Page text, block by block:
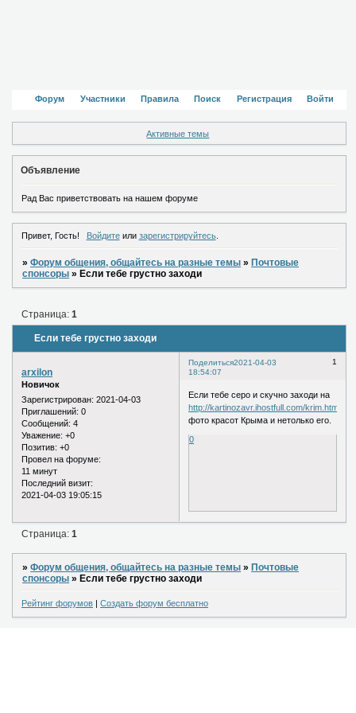
Форум Участники Правила Поиск Регистрация Войти
Активные темы
Объявление
Рад Вас приветствовать на нашем форуме
Привет, Гость! Войдитеили зарегистрируйтесь.
»Форум общения, общайтесь на разные темы »Почтовые
спонсоры »Если тебе грустно заходи
Если тебе грустно заходи
Страница:1
Поделиться 1
2021-04-03
18:54:07
arxilon
Новичок
Зарегистрирован: 2021-04-03
Приглашений: 0
Сообщений: 4
Уважение: +0
Позитив: +0
Провел на форуме:
11 минут
Последний визит:
2021-04-03 19:05:15
Если тебе серо и скучно заходи на
http://kartinozavr.ihostfull.com/krim.html
фото красот Крыма и нетолько его.
0
Страница:1
»Форум общения, общайтесь на разные темы »Почтовые
спонсоры »Если тебе грустно заходи
Рейтинг форумов | Создать форум бесплатно